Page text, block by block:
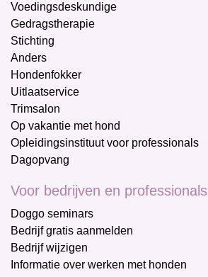
Voedingsdeskundige
Gedragstherapie
Stichting
Anders
Hondenfokker
Uitlaatservice
Trimsalon
Op vakantie met hond
Opleidingsinstituut voor professionals
Dagopvang
Voor bedrijven en professionals
Doggo seminars
Bedrijf gratis aanmelden
Bedrijf wijzigen
Informatie over werken met honden